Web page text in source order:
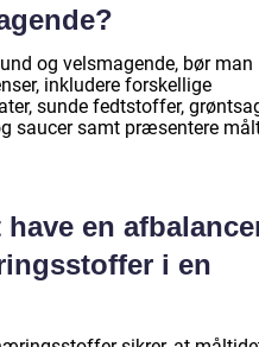
og velsmagende, bør man
inkludere forskellige
sunde fedtstoffer,
saucer samt præsentere
en
i en